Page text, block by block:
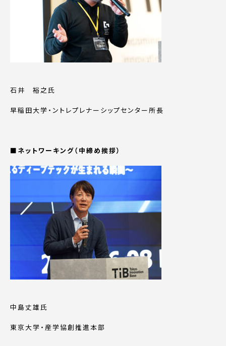
石井 裕之氏
早稲田大学・ントレプレナーシップセンター所長
■ネットワーキング（中締め挨拶）
中島丈雄氏
東京大学・産学協創推進本部